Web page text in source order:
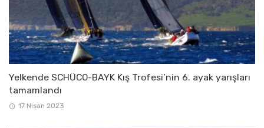
Yelkende SCHÜCO-BAYK Kış Trofesi’nin 6. ayak yarışları
tamamlandı
17 Nisan 2023